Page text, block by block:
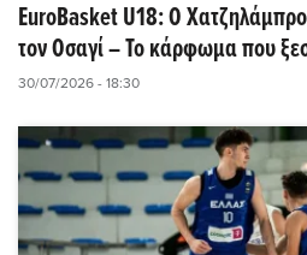
EuroBasket U18: Ο
τον Οσαγί – Το κάρφωμα που
30/07/2026 - 18:30